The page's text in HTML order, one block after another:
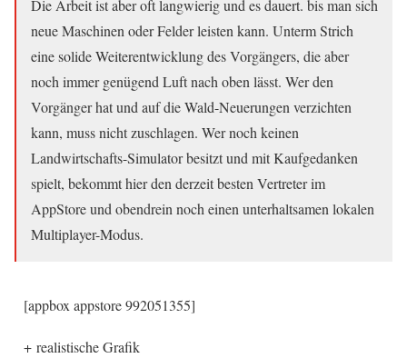
Die Arbeit ist aber oft langwierig und es dauert. bis man sich
neue Maschinen oder Felder leisten kann. Unterm Strich
eine solide Weiterentwicklung des Vorgängers, die aber
noch immer genügend Luft nach oben lässt. Wer den
Vorgänger hat und auf die Wald-Neuerungen verzichten
kann, muss nicht zuschlagen. Wer noch keinen
Landwirtschafts-Simulator besitzt und mit Kaufgedanken
spielt, bekommt hier den derzeit besten Vertreter im
AppStore und obendrein noch einen unterhaltsamen lokalen
Multiplayer-Modus.
[appbox appstore 992051355]
+ realistische Grafik